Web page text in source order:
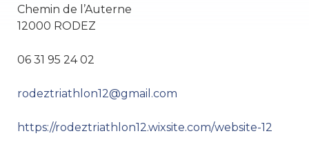
Chemin de l’Auterne
12000 RODEZ
06 31 95 24 02
rodeztriathlon12@gmail.com
https://rodeztriathlon12.wixsite.com/website-12